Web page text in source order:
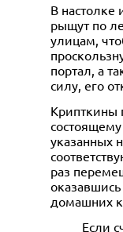
В настолке
рыщут по
улицам,
портал, а
силу, его
Крипткины
указанных
раз
домашних
Если